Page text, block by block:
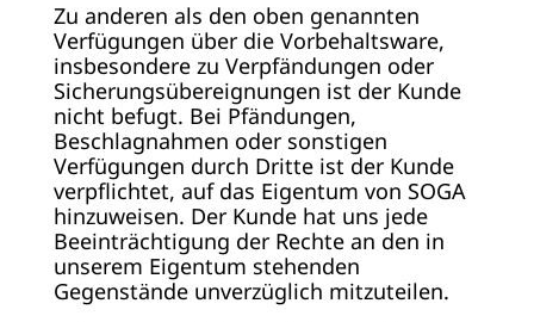
Zu anderen als den oben genannten
Verfügungen über die Vorbehaltsware,
insbesondere zu Verpfändungen oder
Sicherungsübereignungen ist der Kunde
nicht befugt. Bei Pfändungen,
Beschlagnahmen oder sonstigen
Verfügungen durch Dritte ist der Kunde
verpflichtet, auf das Eigentum von SOGA
hinzuweisen. Der Kunde hat uns jede
Beeinträchtigung der Rechte an den in
unserem Eigentum stehenden
Gegenstände unverzüglich mitzuteilen.